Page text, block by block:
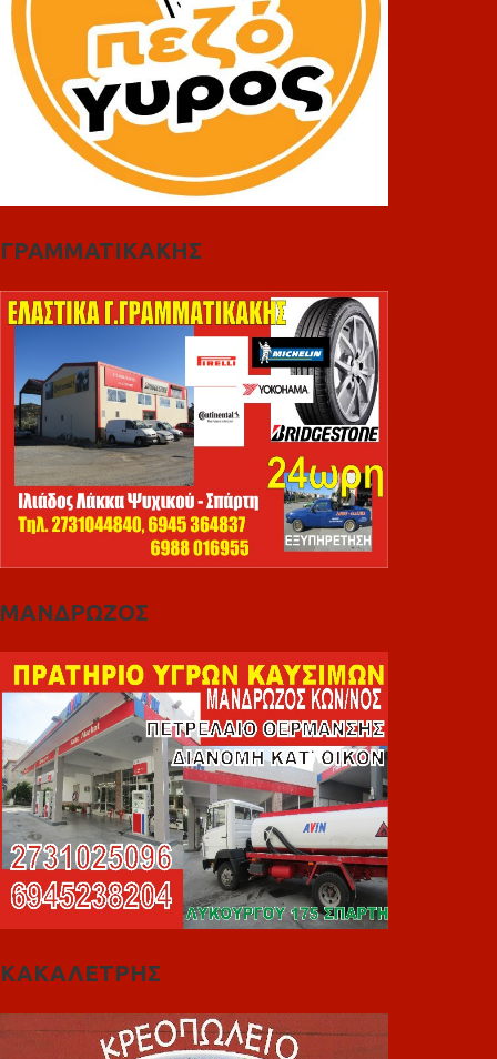
ΓΡΑΜΜΑΤΙΚΑΚΗΣ
ΜΑΝΔΡΩΖΟΣ
ΚΑΚΑΛΕΤΡΗΣ